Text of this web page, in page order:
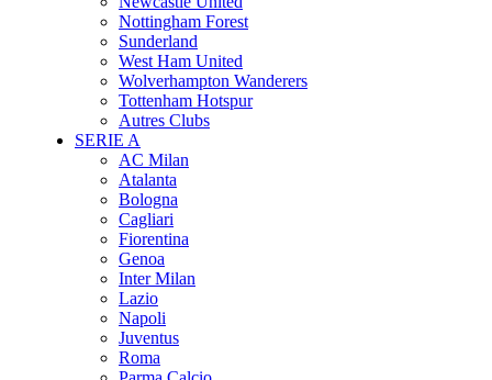
Nottingham Forest
Sunderland
West Ham United
Wolverhampton Wanderers
Tottenham Hotspur
Autres Clubs
SERIE A
AC Milan
Atalanta
Bologna
Cagliari
Fiorentina
Genoa
Inter Milan
Lazio
Napoli
Juventus
Roma